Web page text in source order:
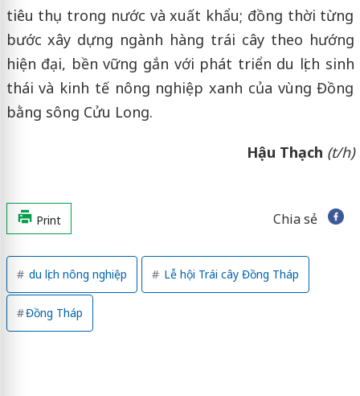
tiêu thụ trong nước và xuất khẩu; đồng thời từng
bước xây dựng ngành hàng trái cây theo hướng
hiện đại, bền vững gắn với phát triển du lịch sinh
thái và kinh tế nông nghiệp xanh của vùng Đồng
bằng sông Cửu Long.
Hậu Thạch (t/h)
Print Chia sẻ
du lịch nông nghiệp Lễ hội Trái cây Đồng Tháp
Đồng Tháp